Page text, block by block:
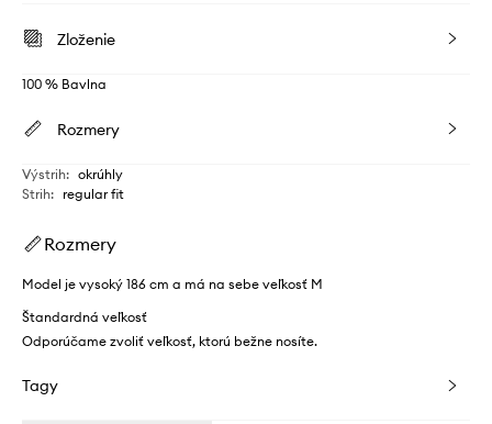
Zloženie
100 % Bavlna
Rozmery
Výstrih: okrúhly
Strih: regular fit
Rozmery
Model je vysoký 186 cm a má na sebe veľkosť M
Štandardná veľkosť
Odporúčame zvoliť veľkosť, ktorú bežne nosíte.
Tagy